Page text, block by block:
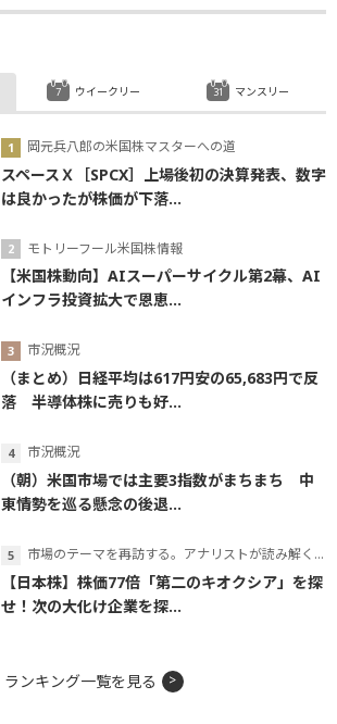
岡元兵八郎の米国株マスターへの道
スペースＸ［SPCX］上場後初の決算発表、数字
は良かったが株価が下落...
モトリーフール米国株情報
【米国株動向】AIスーパーサイクル第2幕、AI
インフラ投資拡大で恩恵...
市況概況
（まとめ）日経平均は617円安の65,683円で反
落 半導体株に売りも好...
市況概況
（朝）米国市場では主要3指数がまちまち 中
東情勢を巡る懸念の後退...
市場のテーマを再訪する。アナリストが読み解くテーマの本質
【日本株】株価77倍「第二のキオクシア」を探
せ！次の大化け企業を探...
ウイークリー マンスリー
ランキング一覧を見る